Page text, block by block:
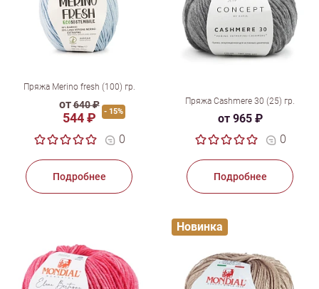
Пряжа Merino fresh (100) гр.
от640 ₽
544 ₽ - 15%
0
Подробнее
Пряжа Cashmere 30 (25) гр.
от 965 ₽
0
Подробнее
Новинка